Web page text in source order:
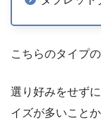
こちらのタイプ
選り好みをせず
イズが多いこと